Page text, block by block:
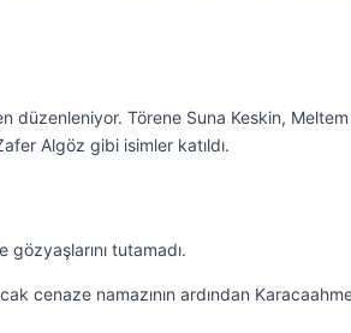
düzenleniyor. Törene Suna Keskin, Meltem
Algöz gibi isimler katıldı.
tutamadı.
cenaze namazının ardından